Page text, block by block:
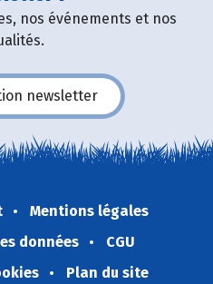
nos événements et nos
newsletter
Mentions légales
données
CGU
Plan du site